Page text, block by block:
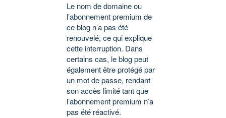
Le nom de domaine ou
l’abonnement premium de
ce blog n’a pas été
renouvelé, ce qui explique
cette interruption. Dans
certains cas, le blog peut
également être protégé par
un mot de passe, rendant
son accès limité tant que
l’abonnement premium n’a
pas été réactivé.